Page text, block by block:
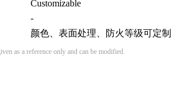
Customizable
-
颜色、表面处理、防火等级可定制
as a reference only and can be modified.